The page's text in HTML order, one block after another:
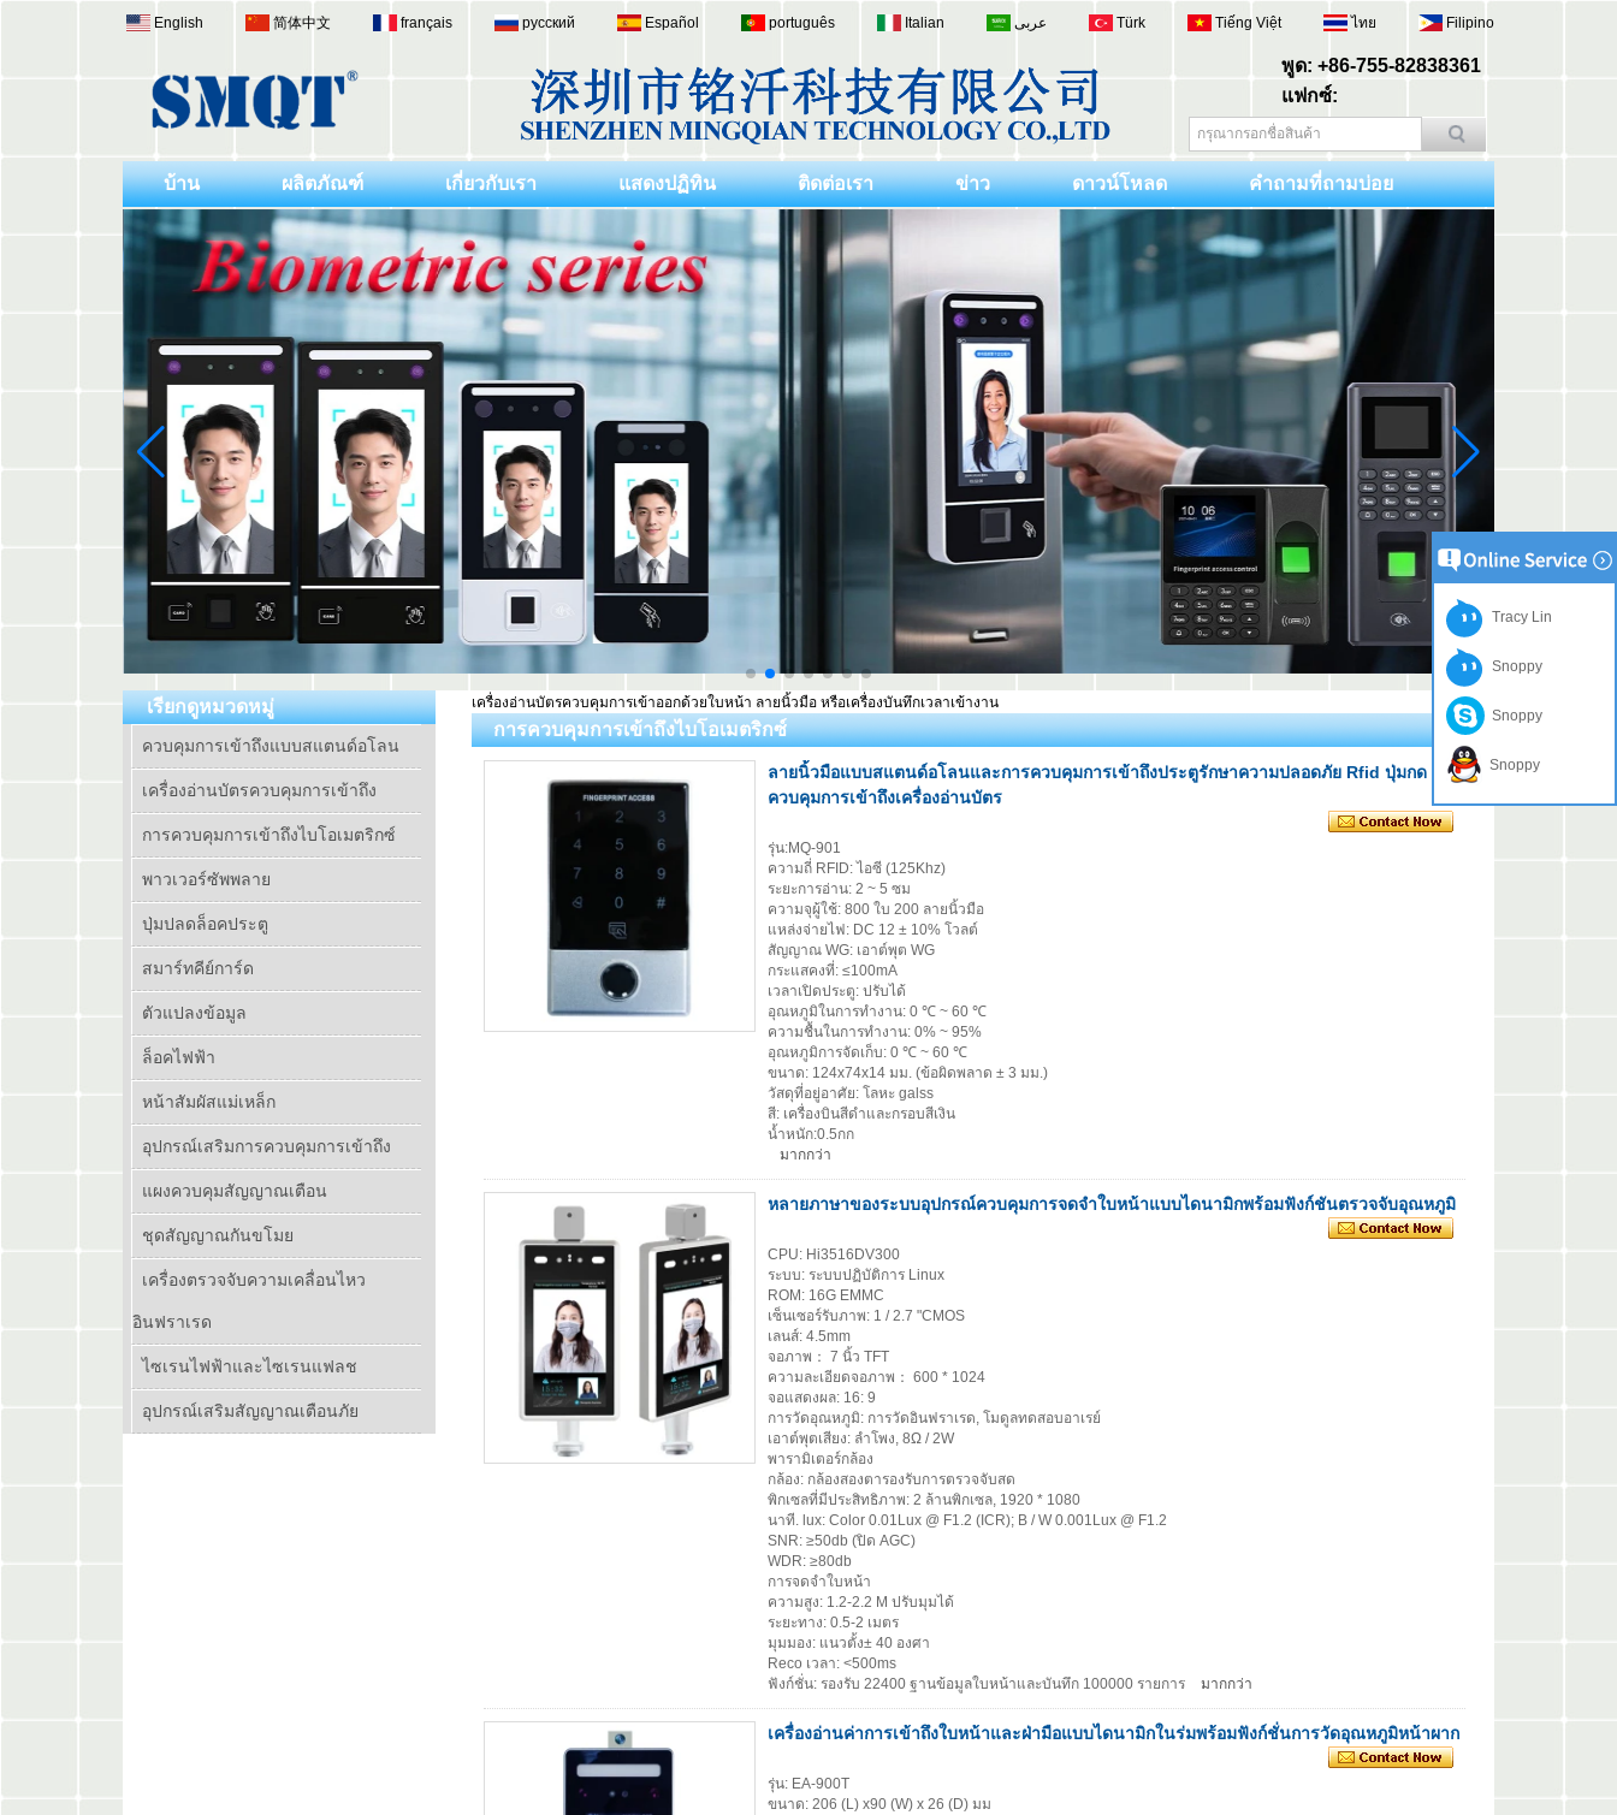
พูด: +86-755-82838361
แฟกซ์:
English 简体中文 français русский Español português Italian عربى Türk Tiếng Việt ไทย Filipino
บ้าน ผลิตภัณฑ์ เกี่ยวกับเรา แสดงปฏิทิน ติดต่อเรา ข่าว ดาวน์โหลด คำถามที่ถามบ่อย
เรียกดูหมวดหมู่
ควบคุมการเข้าถึงแบบสแตนด์อโลน
เครื่องอ่านบัตรควบคุมการเข้าถึง
การควบคุมการเข้าถึงไบโอเมตริกซ์
พาวเวอร์ซัพพลาย
ปุ่มปลดล็อคประตู
สมาร์ทคีย์การ์ด
ตัวแปลงข้อมูล
ล็อคไฟฟ้า
หน้าสัมผัสแม่เหล็ก
อุปกรณ์เสริมการควบคุมการเข้าถึง
แผงควบคุมสัญญาณเตือน
ชุดสัญญาณกันขโมย
เครื่องตรวจจับความเคลื่อนไหว
อินฟราเรด
ไซเรนไฟฟ้าและไซเรนแฟลช
อุปกรณ์เสริมสัญญาณเตือนภัย
เครื่องอ่านบัตรควบคุมการเข้าออกด้วยใบหน้า ลายนิ้วมือ หรือเครื่องบันทึกเวลาเข้างาน
การควบคุมการเข้าถึงไบโอเมตริกซ์
ลายนิ้วมือแบบสแตนด์อโลนและการควบคุมการเข้าถึงประตูรักษาความปลอดภัย Rfid ปุ่มกด
ควบคุมการเข้าถึงเครื่องอ่านบัตร
รุ่น:MQ-901
ความถี่ RFID: ไอซี (125Khz)
ระยะการอ่าน: 2 ~ 5 ซม
ความจุผู้ใช้: 800 ใบ 200 ลายนิ้วมือ
แหล่งจ่ายไฟ: DC 12 ± 10% โวลต์
สัญญาณ WG: เอาต์พุต WG
กระแสคงที่: ≤100mA
เวลาเปิดประตู: ปรับได้
อุณหภูมิในการทำงาน: 0 ℃ ~ 60 ℃
ความชื้นในการทำงาน: 0% ~ 95%
อุณหภูมิการจัดเก็บ: 0 ℃ ~ 60 ℃
ขนาด: 124x74x14 มม. (ข้อผิดพลาด ± 3 มม.)
วัสดุที่อยู่อาศัย: โลหะ galss
สี: เครื่องบินสีดำและกรอบสีเงิน
น้ำหนัก:0.5กก
มากกว่า
หลายภาษาของระบบอุปกรณ์ควบคุมการจดจำใบหน้าแบบไดนามิกพร้อมฟังก์ชันตรวจจับอุณหภูมิ
CPU: Hi3516DV300
ระบบ: ระบบปฏิบัติการ Linux
ROM: 16G EMMC
เซ็นเซอร์รับภาพ: 1 / 2.7 "CMOS
เลนส์: 4.5mm
จอภาพ： 7 นิ้ว TFT
ความละเอียดจอภาพ： 600 * 1024
จอแสดงผล: 16: 9
การวัดอุณหภูมิ: การวัดอินฟราเรด, โมดูลทดสอบอาเรย์
เอาต์พุตเสียง: ลำโพง, 8Ω / 2W
พารามิเตอร์กล้อง
กล้อง: กล้องสองตารองรับการตรวจจับสด
พิกเซลที่มีประสิทธิภาพ: 2 ล้านพิกเซล, 1920 * 1080
นาที. lux: Color 0.01Lux @ F1.2 (ICR); B / W 0.001Lux @ F1.2
SNR: ≥50db (ปิด AGC)
WDR: ≥80db
การจดจำใบหน้า
ความสูง: 1.2-2.2 M ปรับมุมได้
ระยะทาง: 0.5-2 เมตร
มุมมอง: แนวตั้ง± 40 องศา
Reco เวลา: <500ms
ฟังก์ชั่น: รองรับ 22400 ฐานข้อมูลใบหน้าและบันทึก 100000 รายการ
มากกว่า
เครื่องอ่านค่าการเข้าถึงใบหน้าและฝ่ามือแบบไดนามิกในร่มพร้อมฟังก์ชั่นการวัดอุณหภูมิหน้าผาก
รุ่น: EA-900T
ขนาด: 206 (L) x90 (W) x 26 (D) มม
Tracy Lin
Snoppy
Snoppy
Snoppy